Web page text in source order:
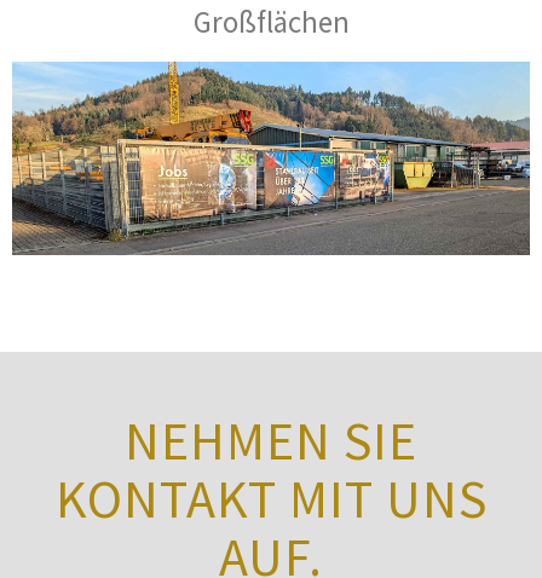
Großflächen
NEHMEN SIE
KONTAKT MIT UNS
AUF.